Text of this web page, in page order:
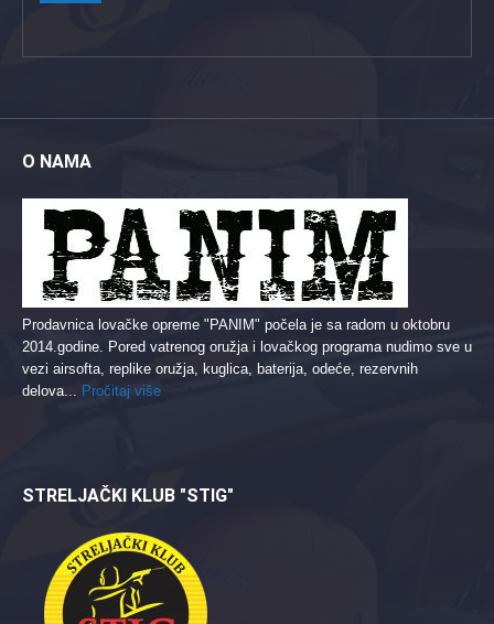
O NAMA
Prodavnica lovačke opreme "PANIM" počela je sa radom u oktobru
2014.godine. Pored vatrenog oružja i lovačkog programa nudimo sve u
vezi airsofta, replike oružja, kuglica, baterija, odeće, rezervnih
delova... Pročitaj više
STRELJAČKI KLUB "STIG"